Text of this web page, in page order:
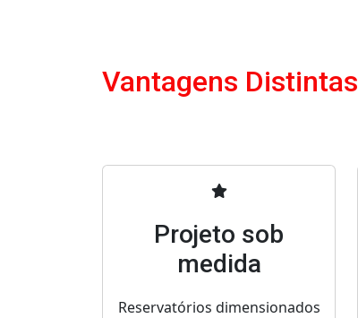
Vantagens Distintas
Projeto sob
medida
Reservatórios dimensionados